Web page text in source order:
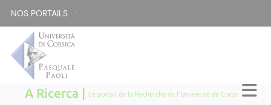
NOS PORTAILS :
A Ricerca | Le portail de la Recherche de l'Université de Corse